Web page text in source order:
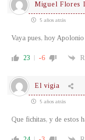
Miguel Flores
5 años atrás
Vaya pues, hoy
23 -6
El vigia
5 años atrás
Que fichitas, y de estos